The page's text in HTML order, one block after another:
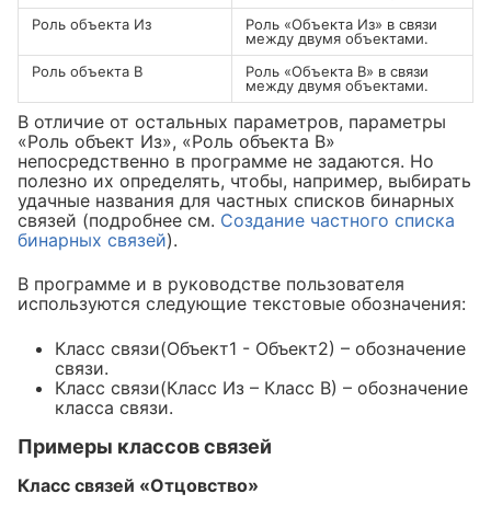
Роль объекта Из
Роль «Объекта Из» в связи
между двумя объектами.
Роль объекта В
Роль «Объекта В» в связи
между двумя объектами.
В отличие от остальных параметров, параметры
«Роль объект Из», «Роль объекта В»
непосредственно в программе не задаются. Но
полезно их определять, чтобы, например, выбирать
удачные названия для частных списков бинарных
связей (подробнее см. Создание частного списка
бинарных связей).
В программе и в руководстве пользователя
используются следующие текстовые обозначения:
Класс связи(Объект1 - Объект2) – обозначение
связи.
Класс связи(Класс Из – Класс В) – обозначение
класса связи.
Примеры классов связей
Класс связей «Отцовство»